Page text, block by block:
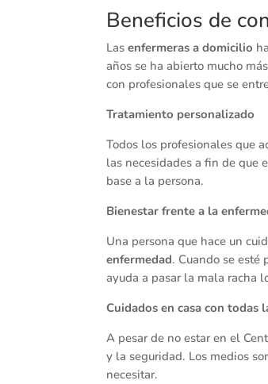
Beneficios de
Lasenfermeras a domicilio
años se ha abierto mucho
con profesionales que se
Tratamiento personalizado
Todos los profesionales que
las necesidades a fin de que
base a la persona.
Bienestar frente a la
Una persona que hace un
enfermedad. Cuando se esté
ayuda a pasar la mala racha
Cuidados en casa con todas
A pesar de no estar en el
y la seguridad. Los medios
necesitar.